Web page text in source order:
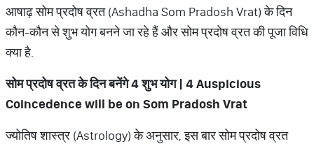
आषाढ़ सोम प्रदोष व्रत (Ashadha Som Pradosh Vrat) के दिन
कौन-कौन से शुभ योग बनने जा रहे हैं और सोम प्रदोष व्रत की पूजा विधि
क्या है.
सोम प्रदोष व्रत के दिन बनेंगे4शुभ योग| 4 Auspicious
Coincedence will be on Som Pradosh Vrat
ज्योतिष शास्त्र (Astrology) के अनुसार, इस बार सोम प्रदोष व्रत